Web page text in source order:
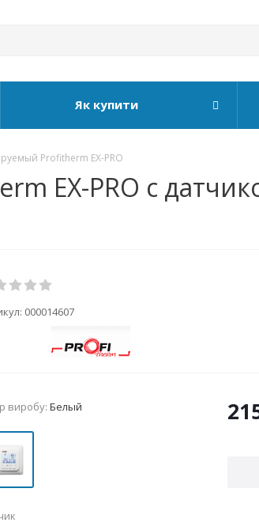
Як купити
Profitherm EX-PRO
EX-PRO с
000014607
виробу: Белый